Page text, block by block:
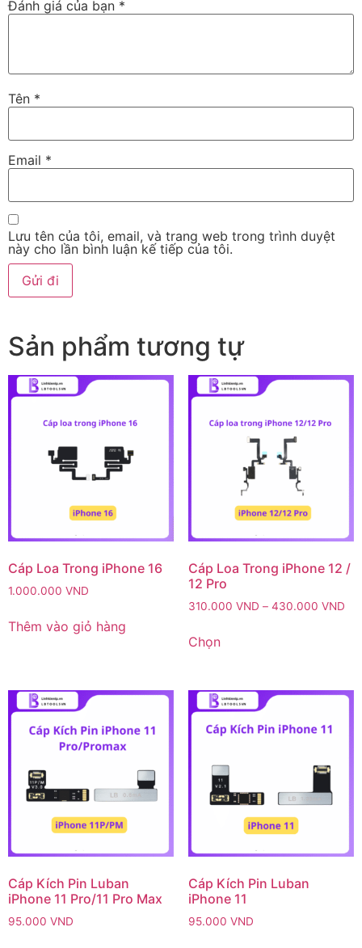
Đánh giá của bạn *
Tên *
Email *
Lưu tên của tôi, email, và trang web trong trình duyệt
này cho lần bình luận kế tiếp của tôi.
Sản phẩm tương tự
Cáp Loa Trong iPhone 16
1.000.000 VND
Thêm vào giỏ hàng
Cáp Loa Trong iPhone 12 /
12 Pro
310.000 VND – 430.000 VND
Chọn
Cáp Kích Pin Luban
iPhone 11 Pro/11 Pro Max
95.000 VND
Cáp Kích Pin Luban
iPhone 11
95.000 VND